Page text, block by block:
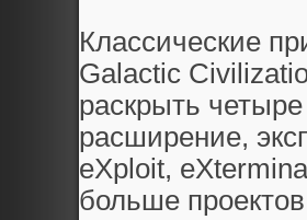
Классические
Galactic
раскрыть
расширение,
eXploit,
больше